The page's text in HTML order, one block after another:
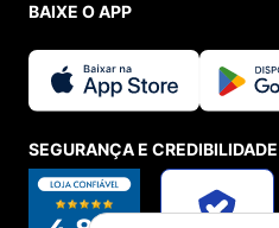
BAIXE O APP
SEGURANÇA E CREDIBILIDADE